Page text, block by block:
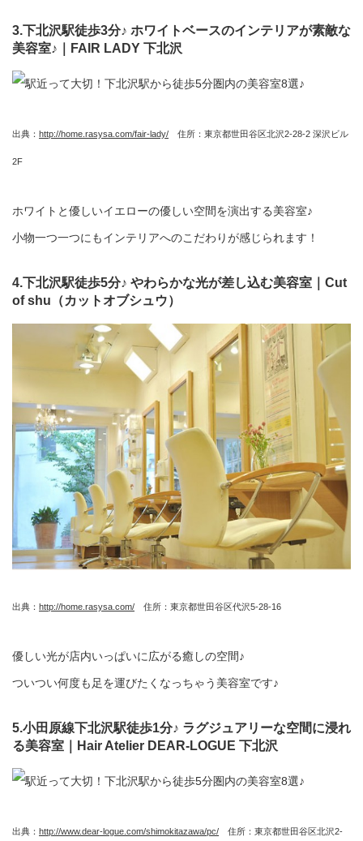
3.下北沢駅徒歩3分♪ ホワイトベースのインテリアが素敵な
美容室♪｜FAIR LADY 下北沢
出典： http://home.rasysa.com/fair-lady/ 住所：東京都世田谷区北沢2-28-2 深沢ビル
2F
ホワイトと優しいイエローの優しい空間を演出する美容室♪
小物一つ一つにもインテリアへのこだわりが感じられます！
4.下北沢駅徒歩5分♪ やわらかな光が差し込む美容室｜Cut
of shu（カットオブシュウ）
出典： http://home.rasysa.com/ 住所：東京都世田谷区代沢5-28-16
優しい光が店内いっぱいに広がる癒しの空間♪
ついつい何度も足を運びたくなっちゃう美容室です♪
5.小田原線下北沢駅徒歩1分♪ ラグジュアリーな空間に浸れ
る美容室｜Hair Atelier DEAR-LOGUE 下北沢
出典： http://www.dear-logue.com/shimokitazawa/pc/ 住所：東京都世田谷区北沢2-